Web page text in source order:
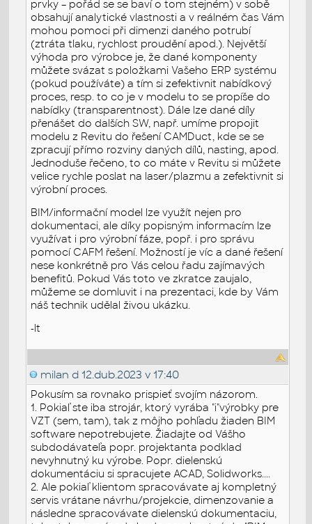
prvky – pořád se se baví o tom stejném) v sobě
obsahují analytické vlastnosti a v reálném čas Vám
mohou pomoci při dimenzi daného potrubí
(ztráta tlaku, rychlost proudění apod.). Největší
výhoda pro výrobce je, že dané komponenty
můžete svázat s položkami Vašeho ERP systému
(pokud používáte) a tím si zefektivnit nabídkový
proces, resp. to co je v modelu to se propíše do
nabídky (transparentnost). Dále lze dané díly
přenášet do dalších SW, např. umíme propojit
modelu z Revitu do řešení CAMDuct, kde se se
zpracují přímo rozviny daných dílů, nasting, apod.
Jednoduše řečeno, to co máte v Revitu si můžete
velice rychle poslat na laser/plazmu a zefektivnit si
výrobní proces.
BIM/informační model lze využít nejen pro
dokumentaci, ale díky popisným informacím lze
využívat i pro výrobní fáze, popř. i pro správu
pomocí CAFM řešení. Možností je víc a dané řešení
nese konkrétně pro Vás celou řadu zajímavých
benefitů. Pokud Vás toto ve zkratce zaujalo,
můžeme se domluvit i na prezentaci, kde by Vám
náš technik udělal živou ukázku.
-lt
milan d 12.dub.2023 v 17:40
Pokusím sa rovnako prispieť svojím názorom.
1. Pokiaľ ste iba strojár, ktorý vyrába "i"výrobky pre
VZT (sem, tam), tak z môjho pohľadu žiaden BIM
software nepotrebujete. Žiadajte od Vášho
subdodávateľa popr. projektanta podklad
nevyhnutný ku výrobe. Popr. dielenskú
dokumentáciu si spracujete ACAD, Solidworks....
2. Ale pokiaľ klientom spracovávate aj kompletný
servis vrátane návrhu/projekcie, dimenzovanie a
následne spracovávate dielenskú dokumentaciu,